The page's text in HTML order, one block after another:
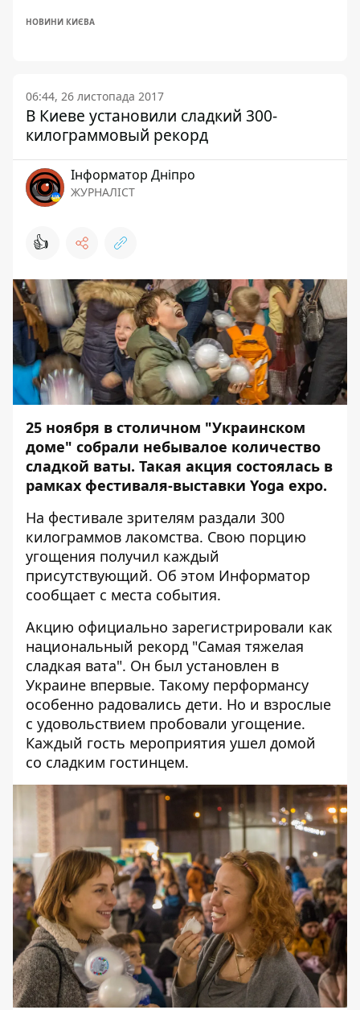
НОВИНИ КИЄВА
06:44, 26 листопада 2017
В Киеве установили сладкий 300-
килограммовый рекорд
Інформатор Дніпро
ЖУРНАЛІСТ
👍
25 ноября в столичном "Украинском
доме" собрали небывалое количество
сладкой ваты. Такая акция состоялась в
рамках фестиваля-выставки Yoga expo.
На фестивале зрителям раздали 300
килограммов лакомства. Свою порцию
угощения получил каждый
присутствующий. Об этом Информатор
сообщает с места события.
Акцию официально зарегистрировали как
национальный рекорд "Самая тяжелая
сладкая вата". Он был установлен в
Украине впервые. Такому перформансу
особенно радовались дети. Но и взрослые
с удовольствием пробовали угощение.
Каждый гость мероприятия ушел домой
со сладким гостинцем.